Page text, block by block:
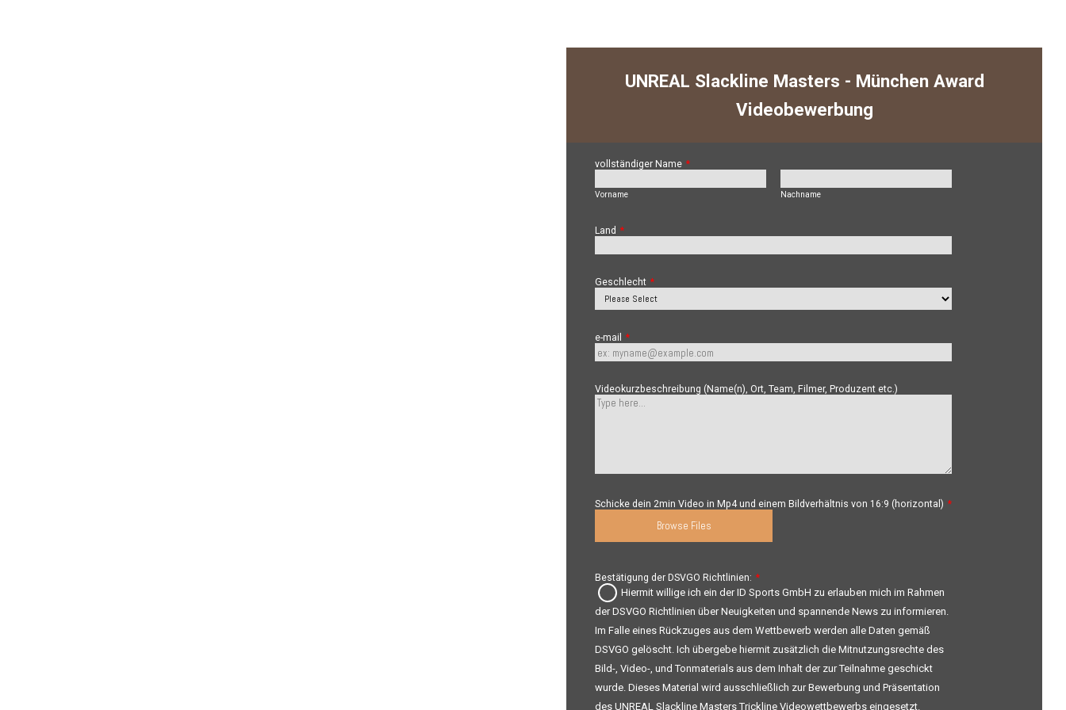
UNREAL Slackline Masters - München Award
Videobewerbung
vollständiger Name *
Vorname Nachname
Land *
Geschlecht *
e-mail *
Videokurzbeschreibung (Name(n), Ort, Team, Filmer, Produzent etc.)
Schicke dein 2min Video in Mp4 und einem Bildverhältnis von 16:9 (horizontal) *
Browse Files
Bestätigung der DSVGO Richtlinien: *
Hiermit willige ich ein der ID Sports GmbH zu erlauben mich im Rahmen
der DSVGO Richtlinien über Neuigkeiten und spannende News zu informieren.
Im Falle eines Rückzuges aus dem Wettbewerb werden alle Daten gemäß
DSVGO gelöscht. Ich übergebe hiermit zusätzlich die Mitnutzungsrechte des
Bild-, Video-, und Tonmaterials aus dem Inhalt der zur Teilnahme geschickt
wurde. Dieses Material wird ausschließlich zur Bewerbung und Präsentation
des UNREAL Slackline Masters Trickline Videowettbewerbs eingesetzt.